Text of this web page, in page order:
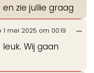
zie jullie graag
1 mei 2025 om 00:19
Wij gaan
...